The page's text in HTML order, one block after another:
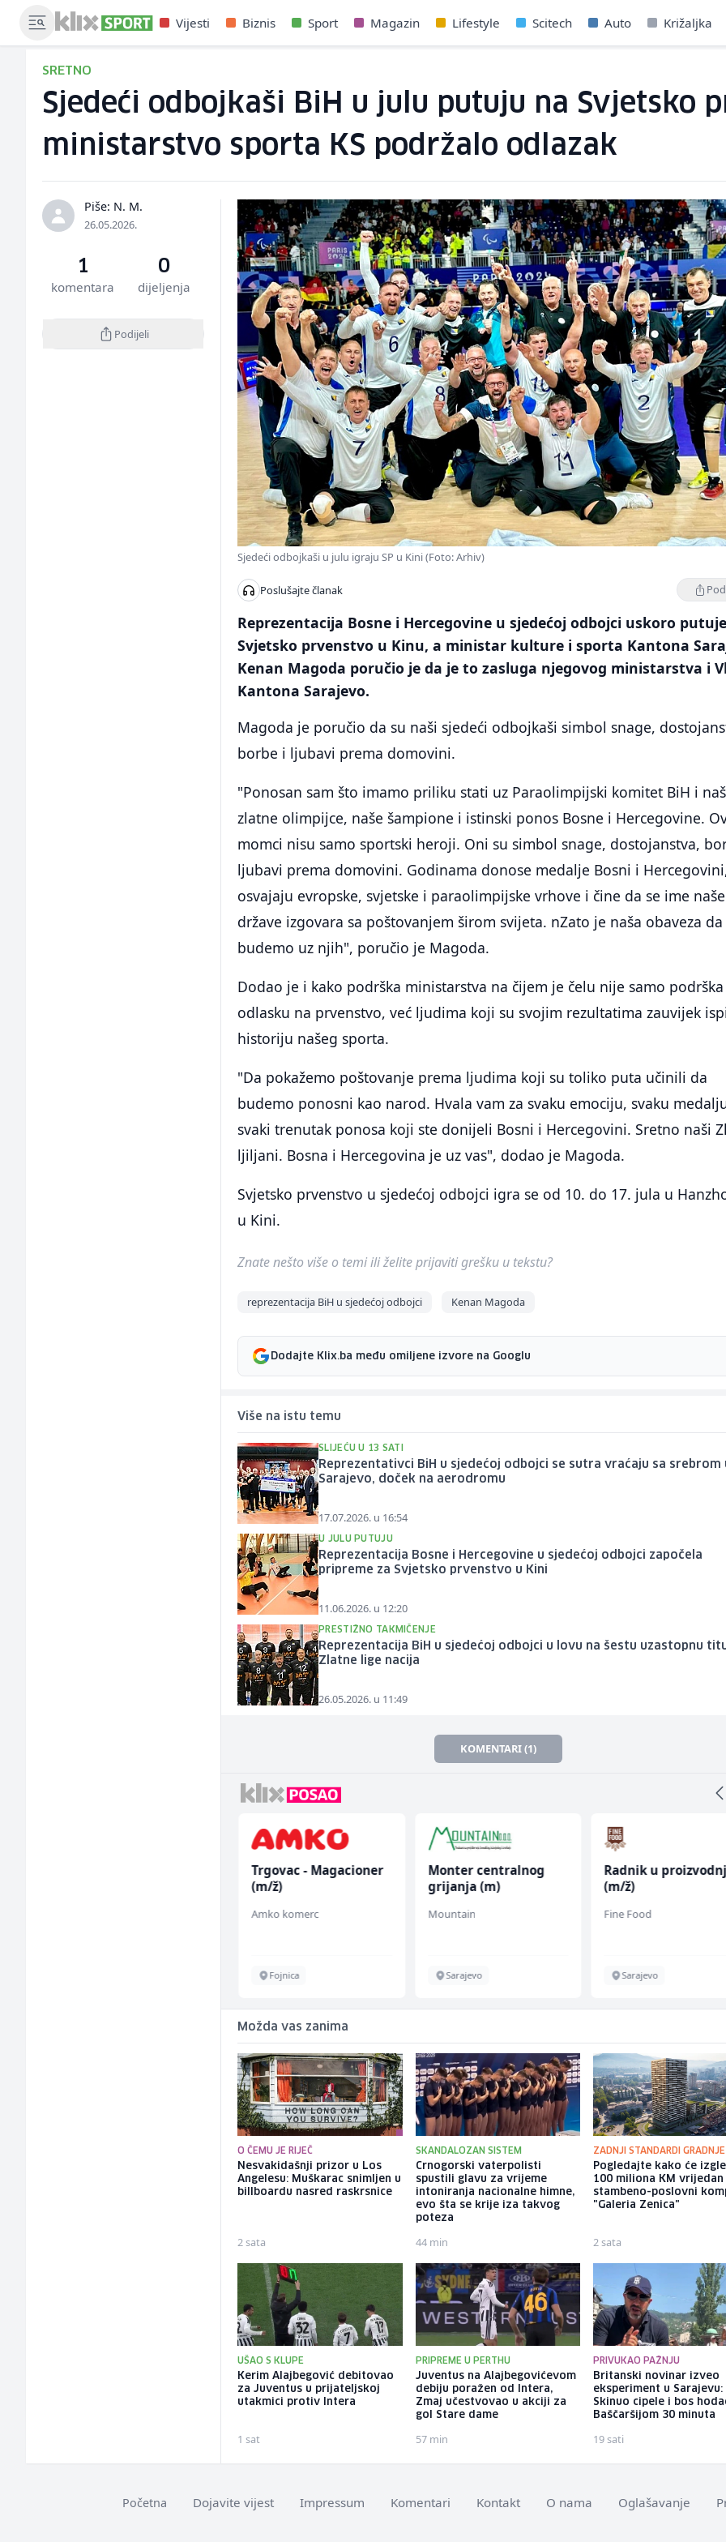
Vijesti Biznis Sport Magazin Lifestyle Scitech Auto Križaljka
SRETNO
Sjedeći odbojkaši BiH u julu putuju na Svjetsko
ministarstvo sporta KS podržalo odlazak
Piše: N. M.
26.05.2026.
1
komentara
0
dijeljenja
Podijeli
Sjedeći odbojkaši u julu igraju SP u Kini (Foto: Arhiv)
Poslušajte članak
Reprezentacija Bosne i Hercegovine u sjedećoj odbojci uskoro
Svjetsko prvenstvo u Kinu, a ministar kulture i sporta Kantona
Kenan Magoda poručio je da je to zasluga njegovog ministarstva i
Kantona Sarajevo.
Magoda je poručio da su naši sjedeći odbojkaši simbol snage,
borbe i ljubavi prema domovini.
"Ponosan sam što imamo priliku stati uz Paraolimpijski komitet BiH i
zlatne olimpijce, naše šampione i istinski ponos Bosne i Hercegovine.
momci nisu samo sportski heroji. Oni su simbol snage, dostojanstva,
ljubavi prema domovini. Godinama donose medalje Bosni i
osvajaju evropske, svjetske i paraolimpijske vrhove i čine da se ime naše
države izgovara sa poštovanjem širom svijeta. nZato je naša obaveza da
budemo uz njih", poručio je Magoda.
Dodao je i kako podrška ministarstva na čijem je čelu nije samo podrška
odlasku na prvenstvo, već ljudima koji su svojim rezultatima zauvijek
historiju našeg sporta.
"Da pokažemo poštovanje prema ljudima koji su toliko puta učinili da
budemo ponosni kao narod. Hvala vam za svaku emociju, svaku
svaki trenutak ponosa koji ste donijeli Bosni i Hercegovini. Sretno naši
ljiljani. Bosna i Hercegovina je uz vas", dodao je Magoda.
Svjetsko prvenstvo u sjedećoj odbojci igra se od 10. do 17. jula u
u Kini.
Znate nešto više o temi ili želite prijaviti grešku u tekstu?
reprezentacija BiH u sjedećoj odbojci Kenan Magoda
Dodajte Klix.ba među omiljene izvore na Googlu
Više na istu temu
SLIJEĆU U 13 SATI
Reprezentativci BiH u sjedećoj odbojci se sutra vraćaju sa srebrom
Sarajevo, doček na aerodromu
17.07.2026. u 16:54
U JULU PUTUJU
Reprezentacija Bosne i Hercegovine u sjedećoj odbojci započela
pripreme za Svjetsko prvenstvo u Kini
11.06.2026. u 12:20
PRESTIŽNO TAKMIČENJE
Reprezentacija BiH u sjedećoj odbojci u lovu na šestu uzastopnu
Zlatne lige nacija
26.05.2026. u 11:49
KOMENTARI (1)
Trgovac - Magacioner
(m/ž)
Amko komerc
Fojnica
Monter centralnog
grijanja (m)
Mountain
Sarajevo
Radnik u
(m/ž)
Fine Food
Sarajevo
Možda vas zanima
O ČEMU JE RIJEČ
Nesvakidašnji prizor u Los
Angelesu: Muškarac snimljen u
billboardu nasred raskrsnice
2 sata
SKANDALOZAN SISTEM
Crnogorski vaterpolisti
spustili glavu za vrijeme
intoniranja nacionalne himne,
evo šta se krije iza takvog
poteza
44 min
ZADNJI STANDARDI GRADNJE
Pogledajte kako će
100 miliona KM vrijedan
stambeno-poslovni
"Galeria Zenica"
2 sata
UŠAO S KLUPE
Kerim Alajbegović debitovao
za Juventus u prijateljskoj
utakmici protiv Intera
1 sat
PRIPREME U PERTHU
Juventus na Alajbegovićevom
debiju poražen od Intera,
Zmaj učestvovao u akciji za
gol Stare dame
57 min
PRIVUKAO PAŽNJU
Britanski novinar izveo
eksperiment u Sarajevu:
Skinuo cipele i bos
Baščaršijom 30 minuta
19 sati
Početna Dojavite vijest Impressum Komentari Kontakt O nama Oglašavanje